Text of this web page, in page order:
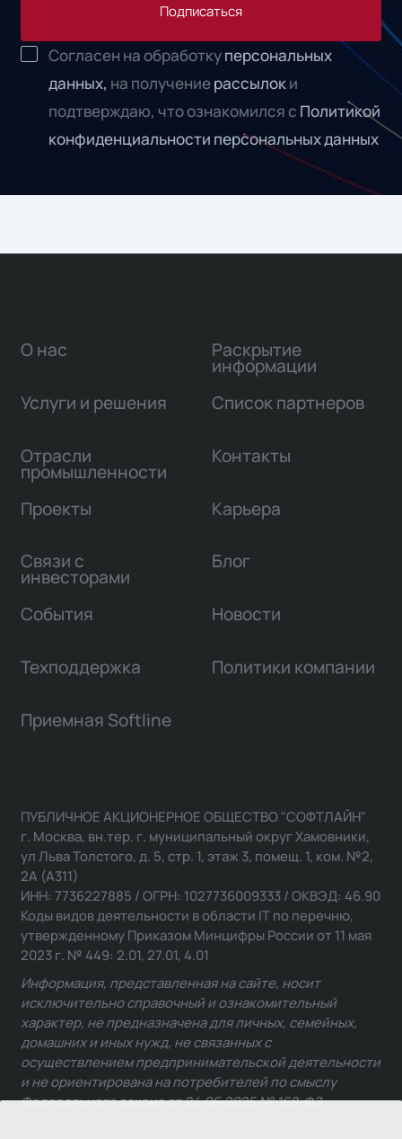
Подписаться
Согласен на обработкуперсональных
данных, на получениерассылоки
подтверждаю, что ознакомился с Политикой
конфиденциальности персональных данных
О нас
Услуги и решения
Отрасли
промышленности
Проекты
Связи с
инвесторами
Раскрытие
информации
Список партнеров
Контакты
Карьера
Блог
События Новости
Техподдержка Политики компании
Приемная Softline
ПУБЛИЧНОЕ АКЦИОНЕРНОЕ ОБЩЕСТВО "СОФТЛАЙН"
г. Москва, вн.тер. г. муниципальный округ Хамовники,
ул Льва Толстого, д. 5, стр. 1, этаж 3, помещ. 1, ком. №2,
2А (А311)
ИНН: 7736227885 / ОГРН: 1027736009333 / ОКВЭД: 46.90
Коды видов деятельности в области IT по перечню,
утвержденному Приказом Минцифры России от 11 мая
2023 г. № 449: 2.01, 27.01, 4.01
Информация, представленная на сайте, носит
исключительно справочный и ознакомительный
характер, не предназначена для личных, семейных,
домашних и иных нужд, не связанных с
осуществлением предпринимательской деятельности
и не ориентирована на потребителей по смыслу
Федерального закона от 24.06.2025 № 168-ФЗ.